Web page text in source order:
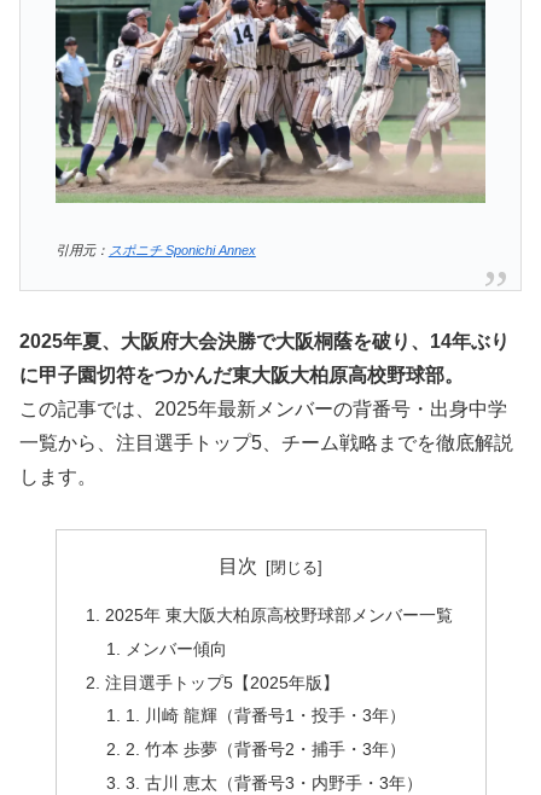
引用元： スポニチ Sponichi Annex
2025年夏、大阪府大会決勝で大阪桐蔭を破り、14年ぶり
に甲子園切符をつかんだ東大阪大柏原高校野球部。
この記事では、2025年最新メンバーの背番号・出身中学
一覧から、注目選手トップ5、チーム戦略までを徹底解説
します。
目次
2025年 東大阪大柏原高校野球部メンバー一覧
メンバー傾向
注目選手トップ5【2025年版】
1. 川崎 龍輝（背番号1・投手・3年）
2. 竹本 歩夢（背番号2・捕手・3年）
3. 古川 恵太（背番号3・内野手・3年）